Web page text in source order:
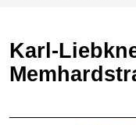
Karl-Liebknecht-Straße und